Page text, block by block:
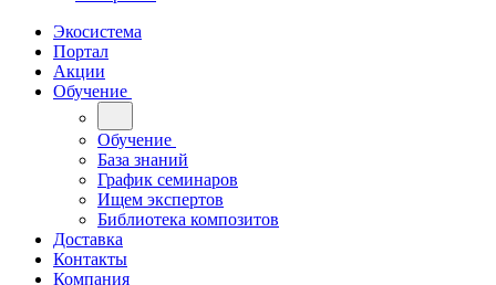
Экосистема
Портал
Акции
Обучение
Обучение
База знаний
График семинаров
Ищем экспертов
Библиотека композитов
Доставка
Контакты
Компания